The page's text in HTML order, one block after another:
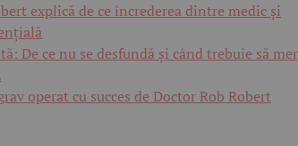
explică de ce încrederea dintre medic și
De ce nu se desfundă și când trebuie să
operat cu succes de Doctor Rob Robert